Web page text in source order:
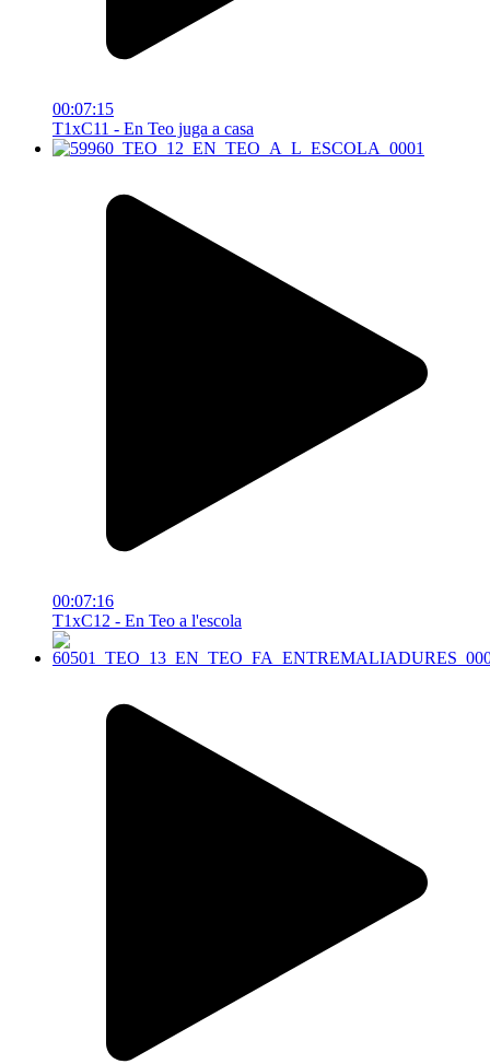
00:07:15
T1xC11 - En Teo juga a casa
00:07:16
T1xC12 - En Teo a l'escola